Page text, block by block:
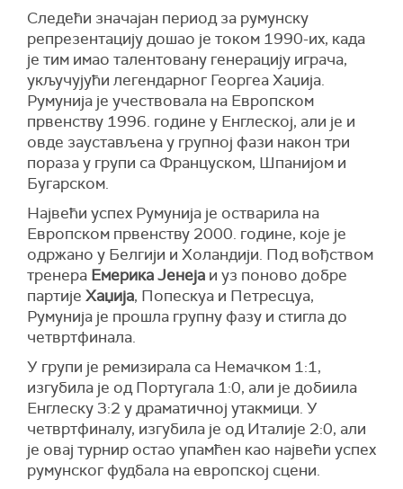
Следећи значајан период за румунску
репрезентацију дошао је током 1990-их, када
је тим имао талентовану генерацију играча,
укључујући легендарног Георгеа Хаџија.
Румунија је учествовала на Европском
првенству 1996. године у Енглеској, али је и
овде заустављена у групној фази након три
пораза у групи са Француском, Шпанијом и
Бугарском.
Највећи успех Румунија је остварила на
Европском првенству 2000. године, које је
одржано у Белгији и Холандији. Под вођством
тренера Емерика Јенеја и уз поново добре
партије Хаџија, Попескуа и Петресцуа,
Румунија је прошла групну фазу и стигла до
четвртфинала.
У групи је ремизирала са Немачком 1:1,
изгубила је од Португала 1:0, али је добиила
Енглеску 3:2 у драматичној утакмици. У
четвртфиналу, изгубила је од Италије 2:0, али
је овај турнир остао упамћен као највећи успех
румунског фудбала на европској сцени.